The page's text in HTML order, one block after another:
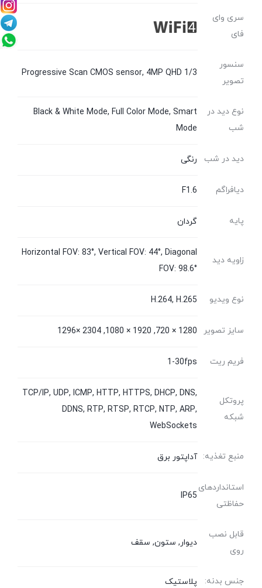
سری وای
فای
سنسور
تصویر
1/3 Progressive Scan CMOS sensor, 4MP QHD
نوع دید در
شب
Black & White Mode, Full Color Mode, Smart
Mode
دید در شب رنگی
دیافراگم F1.6
پایه گردان
زاویه دید
Horizontal FOV: 83°, Vertical FOV: 44°, Diagonal
FOV: 98.6°
نوع ویدیو H.264, H.265
سایز تصویر 1280 × 720, 1920 × 1080, 2304 ×1296
فریم ریت 1-30fps
پروتکل
شبکه
TCP/IP, UDP, ICMP, HTTP, HTTPS, DHCP, DNS,
DDNS, RTP, RTSP, RTCP, NTP, ARP,
WebSockets
منبع تغذیه: آداپتور برق
استانداردهای
حفاظتی
IP65
قابل نصب
روی
دیوار, ستون, سقف
جنس بدنه: پلاستیک